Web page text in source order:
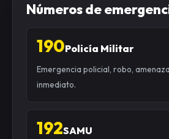
Números de
190Policía Militar
Emergencia policial, robo,
inmediato.
192SAMU